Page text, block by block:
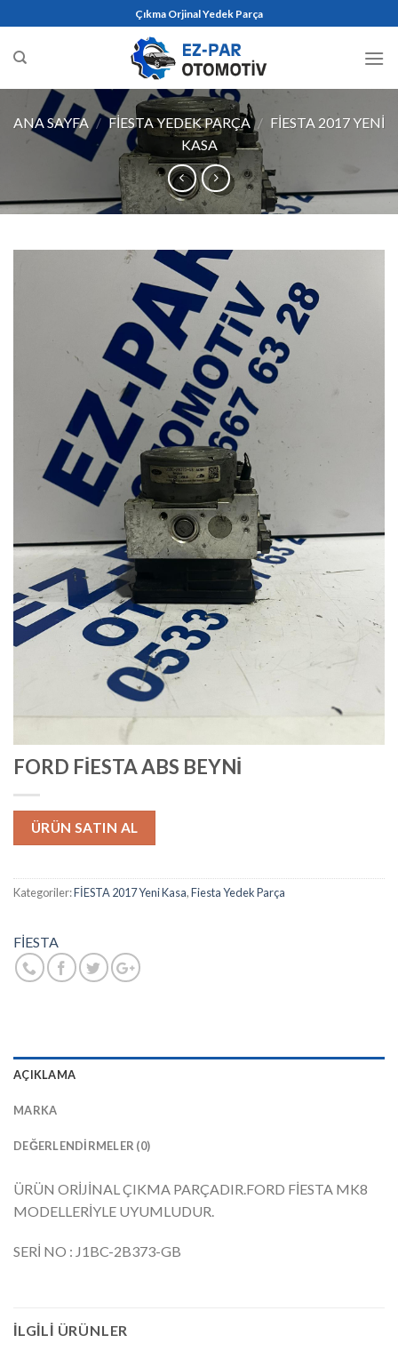
to
content
Çıkma Orjinal Yedek Parça
ANA SAYFA / FIESTA YEDEK PARÇA / FİESTA 2017 YENI
KASA
FORD FİESTA ABS BEYNİ
ÜRÜN SATIN AL
Kategoriler:FİESTA 2017 Yeni Kasa,Fiesta Yedek Parça
FİESTA
AÇIKLAMA
MARKA
DEĞERLENDIRMELER (0)
ÜRÜN ORİJİNAL ÇIKMA PARÇADIR.FORD FİESTA MK8
MODELLERİYLE UYUMLUDUR.
SERİ NO : J1BC-2B373-GB
İLGILI ÜRÜNLER